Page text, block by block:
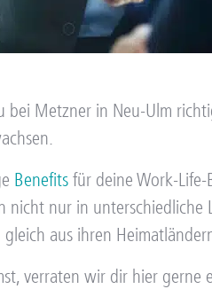
Metzner in Neu-Ulm
Benefits für deine Work-Life-
nur in
aus ihren
verraten wir dir hier